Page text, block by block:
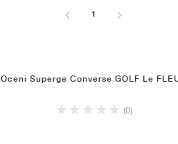
1
Oceni Superge Converse GOLF Le
(0)